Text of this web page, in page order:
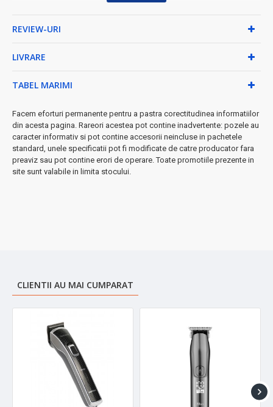
✓Autonomie extinsă:
✓
✓Display LED digital
- monitorizare precisă nivel baterie
✓ 8 dimensiuni de tăiere profesionale
✓ Mărimi de ras:1/ 3/ 5/ 7 mm pentru rezultate precise și
personalizate
◆ Caracteristici premium:
• Perie profesională pentru curățare
• Sac de transport pentru călătorii
• Cablu USB Type-C
★ Ideal pentru:
saloane profesionale, utilizare acasă, călătorii de
Investiție inteligentă
în îngrijirea ta personală - un singur
aparat pentru toate nevoile!
REVIEW-URI
LIVRARE
TABEL MARIMI
Facem eforturi permanente pentru a pastra corectitudinea informatiilor
din acesta pagina. Rareori acestea pot contine inadvertente: pozele au
caracter informativ si pot contine accesorii neincluse in pachetele
standard, unele specificatii pot fi modificate de catre producator fara
preaviz sau pot contine erori de operare. Toate promotiile prezente in
site sunt valabile in limita stocului.
CLIENTII AU MAI CUMPARAT